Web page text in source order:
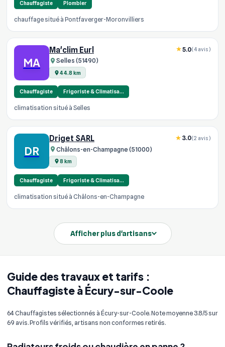
Guide des travaux et tarifs :
Chauffagiste à Écury-sur-Coole
64 Chauffagistes sélectionnés à Écury-sur-Coole. Note moyenne 3.8/5 sur
69 avis. Profils vérifiés, artisans non conformes retirés.
Chauffagiste Plombier
chauffage situé à Pontfaverger-Moronvilliers
MA
Ma'clim Eurl
Selles (51490)
44.8 km
5.0(4 avis)
Chauffagiste Frigoriste & Climatisa…
climatisation situé à Selles
DR
Driget SARL
Châlons-en-Champagne (51000)
8 km
3.0(2 avis)
Chauffagiste Frigoriste & Climatisa…
climatisation situé à Châlons-en-Champagne
Afficher plus d'artisans